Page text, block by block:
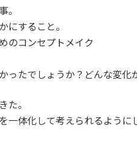
。
にすること。
のコンセプトメイク
ったでしょうか？どんな変化
た。
一体化して考えられるように